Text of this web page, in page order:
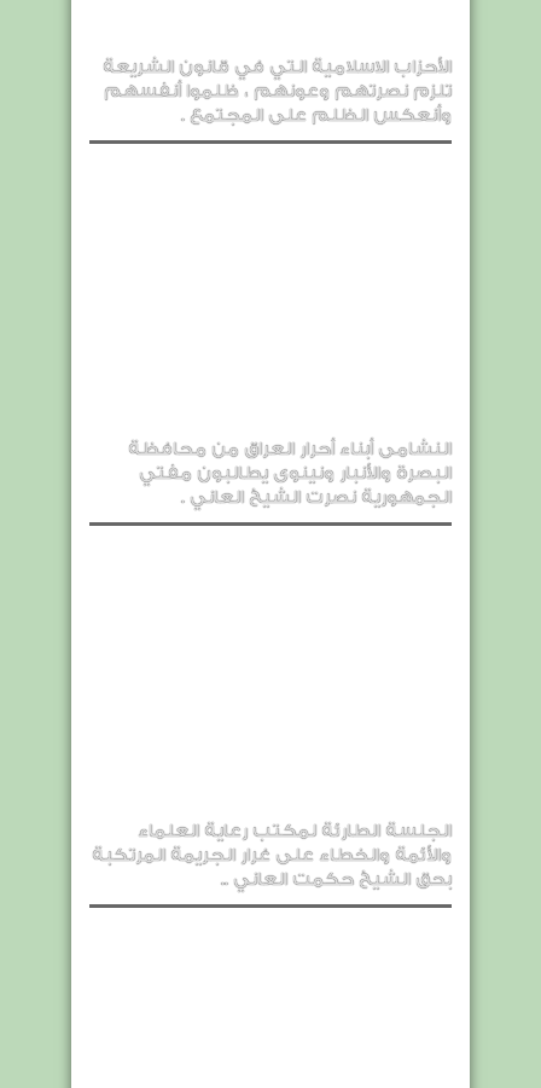
الأحزاب الاسلامية التي في قانون الشريعة
تلزم نصرتهم وعونهم ، ظلموا أنفسهم
وأنعكس الظلم على المجتمع .
النشامى أبناء أحرار العراق من محافظة
البصرة والأنبار ونينوى يطالبون مفتي
الجمهورية نصرت الشيخ العاني .
الجلسة الطارئة لمكتب رعاية العلماء
والأئمة والخطاء على غرار الجريمة المرتكبة
بحق الشيخ حكمت العاني ..